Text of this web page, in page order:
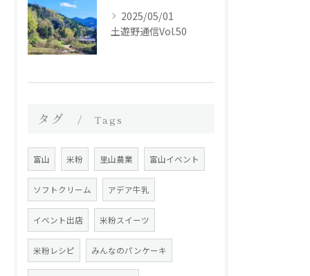
2025/05/01
土遊野通信Vol.50
タグ Tags
富山 米粉 里山農業 富山イベント
ソフトクリーム アデア牛乳
イベント出店 米粉スイーツ
米粉レシピ みんなのパンケーキ